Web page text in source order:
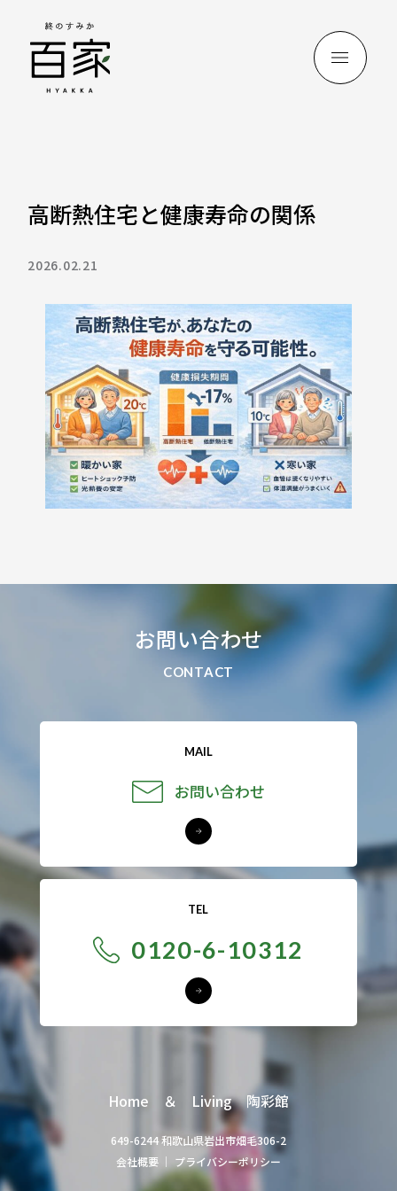
高断熱住宅と健康寿命の関係
2026.02.21
お問い合わせ
CONTACT
MAIL
お問い合わせ
TEL
0120-6-10312
Home ＆ Living 陶彩館
649-6244 和歌山県岩出市畑毛306-2
会社概要｜ プライバシーポリシー